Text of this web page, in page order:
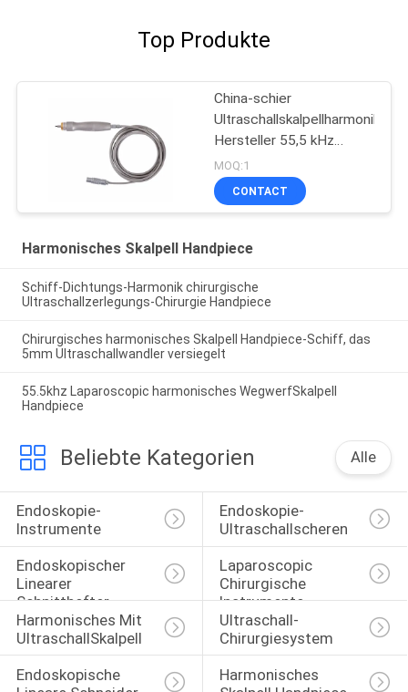
Top Produkte
China-schier
Ultraschallskalpellharmonik
Hersteller 55,5 kHz
chirurgisches Handpiece
MOQ:1
CONTACT
Harmonisches Skalpell Handpiece
Schiff-Dichtungs-Harmonik chirurgische
Ultraschallzerlegungs-Chirurgie Handpiece
Chirurgisches harmonisches Skalpell Handpiece-Schiff, das
5mm Ultraschallwandler versiegelt
55.5khz Laparoscopic harmonisches WegwerfSkalpell
Handpiece
Beliebte Kategorien Alle
Endoskopie-
Instrumente
Endoskopie-
Ultraschallscheren
Endoskopischer
Linearer
Schnitthefter
Laparoscopic
Chirurgische
Instrumente
Harmonisches Mit
UltraschallSkalpell
Ultraschall-
Chirurgiesystem
Endoskopische
Harmonisches